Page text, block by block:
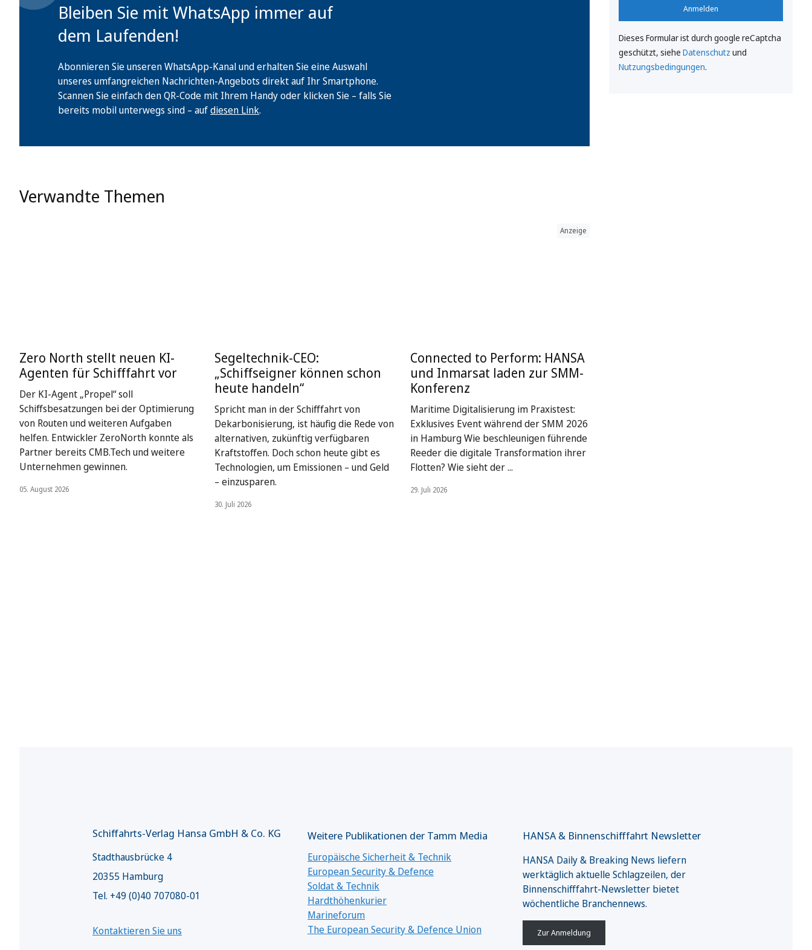
Bleiben Sie mit WhatsApp immer auf
dem Laufenden!
Abonnieren Sie unseren WhatsApp-Kanal und erhalten Sie eine Auswahl
unseres umfangreichen Nachrichten-Angebots direkt auf Ihr Smartphone.
Scannen Sie einfach den QR-Code mit Ihrem Handy oder klicken Sie – falls Sie
bereits mobil unterwegs sind – aufdiesen Link.
Verwandte Themen
Zero North stellt neuen KI-
Agenten für Schifffahrt vor
Der KI-Agent „Propel“ soll
Schiffsbesatzungen bei der Optimierung
von Routen und weiteren Aufgaben
helfen. Entwickler ZeroNorth konnte als
Partner bereits CMB.Tech und weitere
Unternehmen gewinnen.
05. August 2026
Segeltechnik-CEO:
„Schiffseigner können schon
heute handeln“
Spricht man in der Schifffahrt von
Dekarbonisierung, ist häufig die Rede von
alternativen, zukünftig verfügbaren
Kraftstoffen. Doch schon heute gibt es
Technologien, um Emissionen – und Geld
– einzusparen.
30. Juli 2026
Anzeige
Connected to Perform: HANSA
und Inmarsat laden zur SMM-
Konferenz
Maritime Digitalisierung im Praxistest:
Exklusives Event während der SMM 2026
in Hamburg Wie beschleunigen führende
Reeder die digitale Transformation ihrer
Flotten? Wie sieht der ...
29. Juli 2026
Anmelden
Dieses Formular ist durch google reCaptcha
geschützt, siehe Datenschutz und
Nutzungsbedingungen.
Schiffahrts-Verlag Hansa GmbH & Co. KG
Stadthausbrücke 4
20355 Hamburg
Tel. +49 (0)40 707080-01
Kontaktieren Sie uns
Weitere Publikationen der Tamm Media
Europäische Sicherheit & Technik
European Security & Defence
Soldat & Technik
Hardthöhenkurier
Marineforum
The European Security & Defence Union
HANSA & Binnenschifffahrt Newsletter
HANSA Daily & Breaking News liefern
werktäglich aktuelle Schlagzeilen, der
Binnenschifffahrt-Newsletter bietet
wöchentliche Branchennews.
Zur Anmeldung